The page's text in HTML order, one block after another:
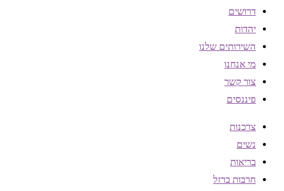
דרושים
יהדות
השירותים שלנו
מי אנחנו
צור קשר
פיננסים
צרכנות
נשים
בריאות
חרבות ברזל